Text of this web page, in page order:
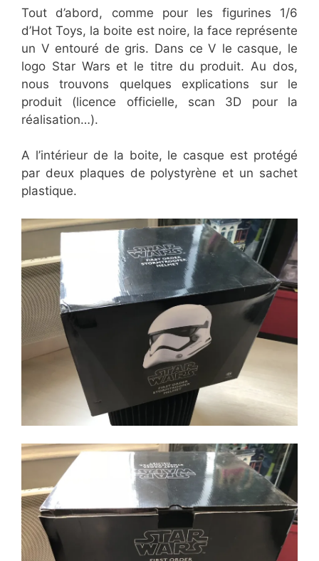
Tout d’abord, comme pour les figurines 1/6
d’Hot Toys, la boite est noire, la face représente
un V entouré de gris. Dans ce V le casque, le
logo Star Wars et le titre du produit. Au dos,
nous trouvons quelques explications sur le
produit (licence officielle, scan 3D pour la
réalisation…).
A l’intérieur de la boite, le casque est protégé
par deux plaques de polystyrène et un sachet
plastique.